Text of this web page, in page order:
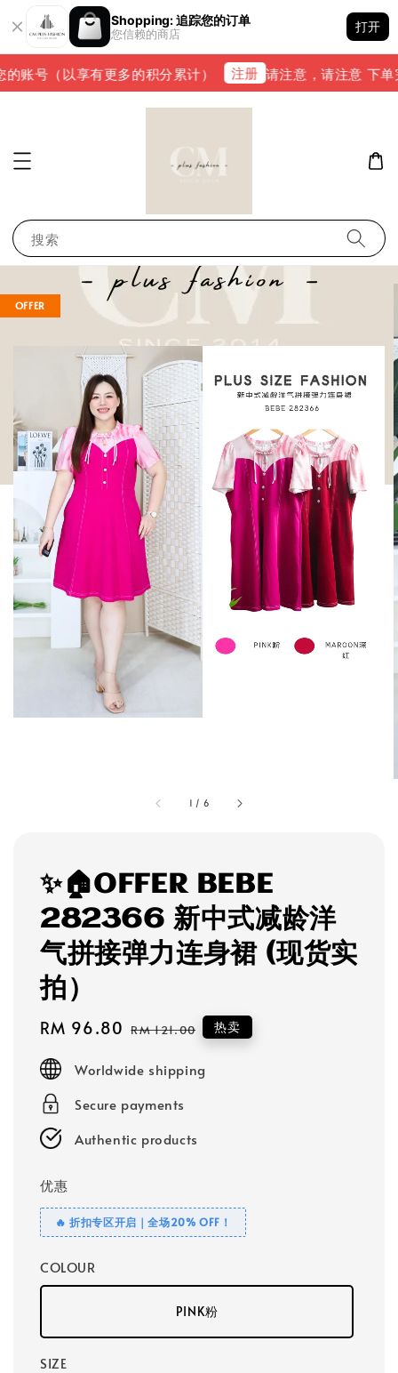
Shopping: 追踪您的订单
您信赖的商店
打开
号（以享有更多的积分累计） 注册 请注意，请注意 下单完
搜索
1 / 6
OFFER
✨🏠OFFER BEBE
282366 新中式减龄洋
气拼接弹力连身裙 (现货实
拍）
Sale
RM 96.80 Regular
RM 121.00 热卖
Worldwide shipping
Secure payments
Authentic products
优惠
🔥 折扣专区开启｜全场20% OFF！
COLOUR
PINK粉
SIZE